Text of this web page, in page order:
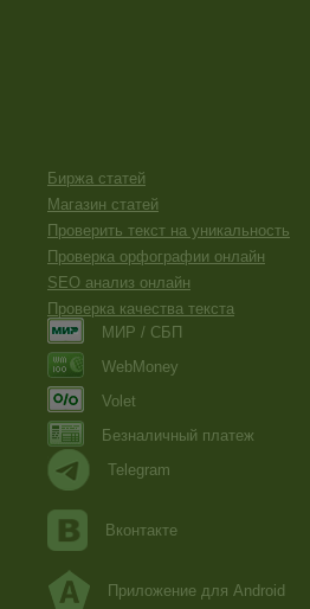
Биржа статей
Магазин статей
Проверить текст на уникальность
Проверка орфографии онлайн
SEO анализ онлайн
Проверка качества текста
МИР / СБП
WebMoney
Volet
Безналичный платеж
Telegram
Вконтакте
Приложение для Android